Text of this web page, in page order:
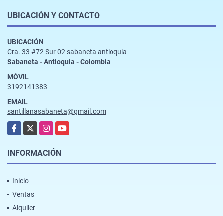
UBICACIÓN Y CONTACTO
UBICACIÓN
Cra. 33 #72 Sur 02 sabaneta antioquia
Sabaneta - Antioquia - Colombia
MÓVIL
3192141383
EMAIL
santillanasabaneta@gmail.com
Facebook
X InstagramYouTube
INFORMACIÓN
Inicio
Ventas
Alquiler